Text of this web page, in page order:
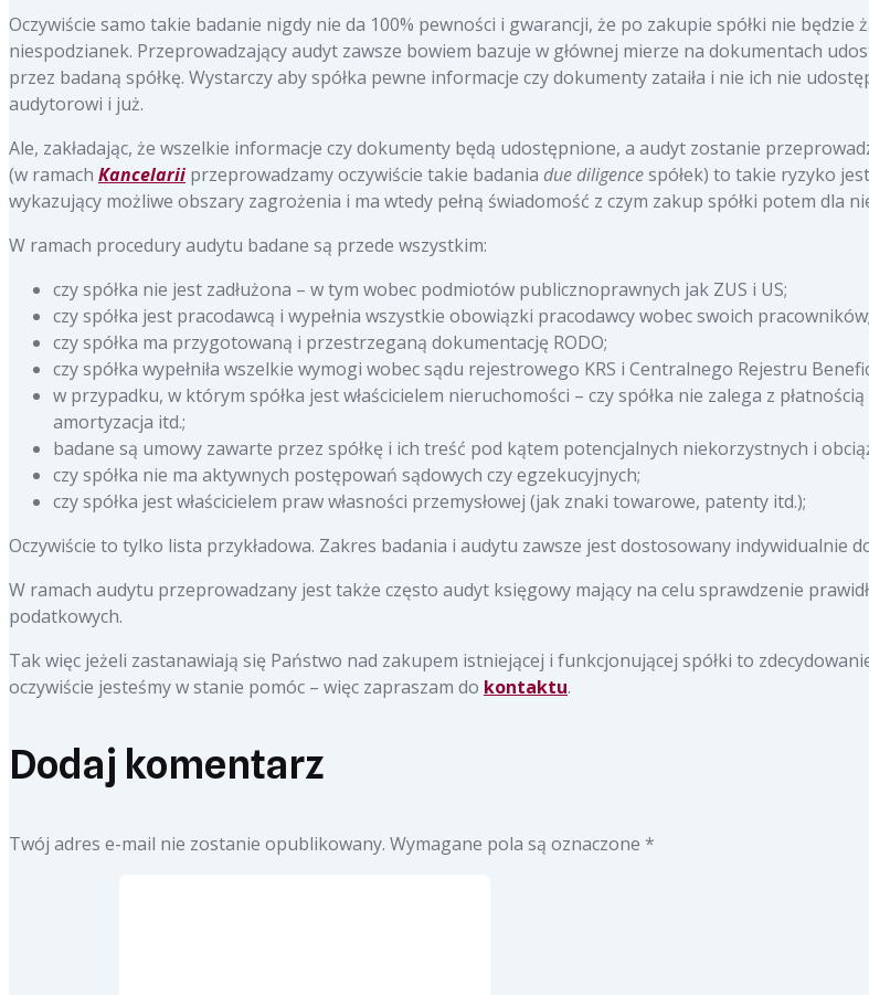
Oczywiście samo takie badanie nigdy nie da 100% pewności i gwarancji, że po zakupie spółki nie będzie
niespodzianek. Przeprowadzający audyt zawsze bowiem bazuje w głównej mierze na dokumentach
przez badaną spółkę. Wystarczy aby spółka pewne informacje czy dokumenty zataiła i nie ich nie
audytorowi i już.
Ale, zakładając, że wszelkie informacje czy dokumenty będą udostępnione, a audyt zostanie
(w ramach Kancelarii przeprowadzamy oczywiście takie badania due diligencespółek) to takie ryzyko
wykazujący możliwe obszary zagrożenia i ma wtedy pełną świadomość z czym zakup spółki potem dla
W ramach procedury audytu badane są przede wszystkim:
czy spółka nie jest zadłużona – w tym wobec podmiotów publicznoprawnych jak ZUS i US;
czy spółka jest pracodawcą i wypełnia wszystkie obowiązki pracodawcy wobec swoich pracowników;
czy spółka ma przygotowaną i przestrzeganą dokumentację RODO;
czy spółka wypełniła wszelkie wymogi wobec sądu rejestrowego KRS i Centralnego Rejestru
w przypadku, w którym spółka jest właścicielem nieruchomości – czy spółka nie zalega z
amortyzacja itd.;
badane są umowy zawarte przez spółkę i ich treść pod kątem potencjalnych niekorzystnych i
czy spółka nie ma aktywnych postępowań sądowych czy egzekucyjnych;
czy spółka jest właścicielem praw własności przemysłowej (jak znaki towarowe, patenty itd.);
Oczywiście to tylko lista przykładowa. Zakres badania i audytu zawsze jest dostosowany indywidualnie
W ramach audytu przeprowadzany jest także często audyt księgowy mający na celu sprawdzenie
podatkowych.
Tak więc jeżeli zastanawiają się Państwo nad zakupem istniejącej i funkcjonującej spółki to
oczywiście jesteśmy w stanie pomóc – więc zapraszam do kontaktu.
Dodaj komentarz
Twój adres e-mail nie zostanie opublikowany. Wymagane pola są oznaczone *